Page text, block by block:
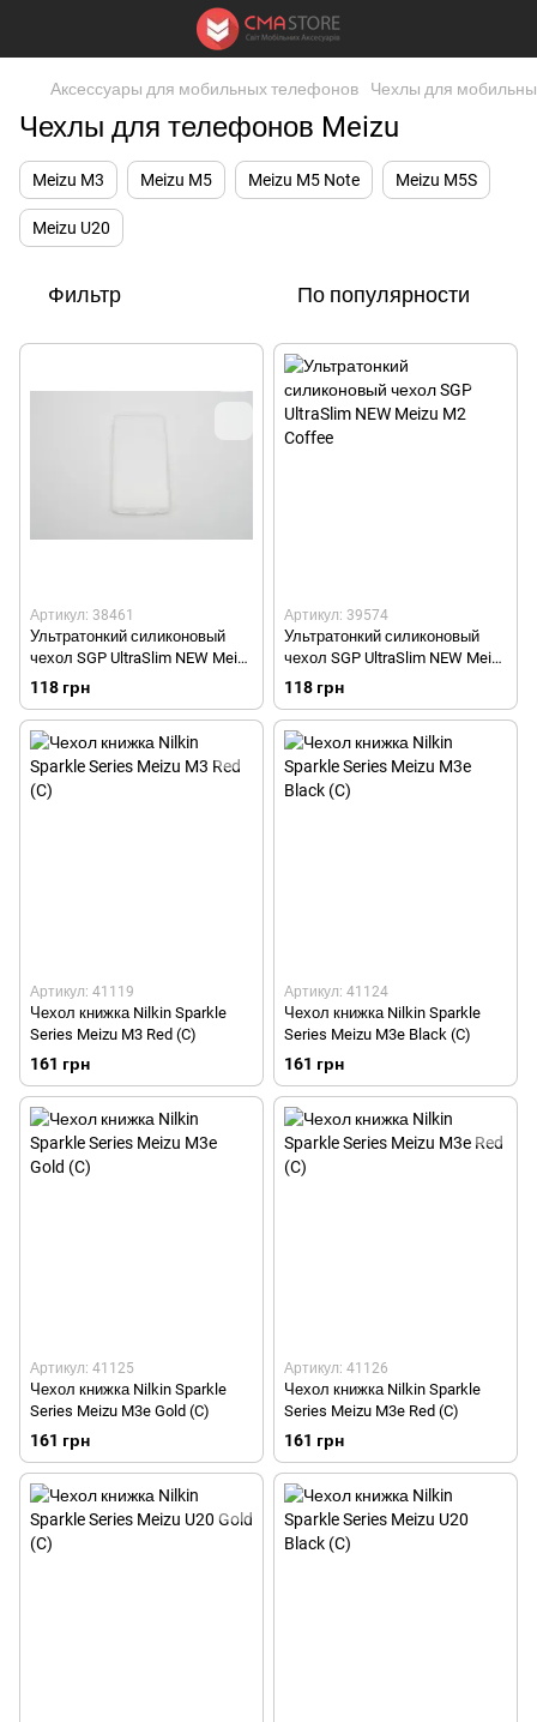
Аксессуары для мобильных телефонов Чехлы для
Чехлы для телефонов Meizu
Meizu M3 Meizu M5 Meizu M5 Note Meizu M5S
Meizu U20
Фильтр По популярности
Артикул: 38461
Ультратонкий силиконовый
чехол SGP UltraSlim NEW Meizu
M2 Прозрачный
118 грн
Артикул: 39574
Ультратонкий силиконовый
чехол SGP UltraSlim NEW Meizu
M2 Coffee
118 грн
Артикул: 41119
Чехол книжка Nilkin Sparkle
Series Meizu M3 Red (C)
161 грн
Артикул: 41124
Чехол книжка Nilkin Sparkle
Series Meizu M3e Black (C)
161 грн
Артикул: 41125
Чехол книжка Nilkin Sparkle
Series Meizu M3e Gold (C)
161 грн
Артикул: 41126
Чехол книжка Nilkin Sparkle
Series Meizu M3e Red (C)
161 грн